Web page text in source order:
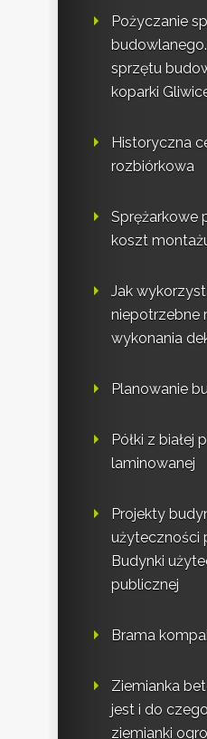
Pożyczanie
sprzętu
koparki
Historyczna
rozbiórkowa
Sprężarkowe
koszt
Jak
niepotrzebne
wykonania
Planowanie
Półki z białej
laminowanej
Projekty
użyteczności
Budynki
publicznej
Brama
Ziemianka
jest i do
ziemianki